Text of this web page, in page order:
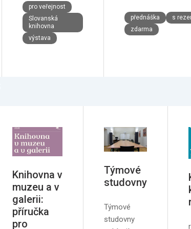
pro veřejnost
Slovanská
knihovna
výstava
přednáška
s
zdarma
Knihovna v
muzeu a v
galerii:
příručka
pro
Týmové
studovny
Týmové
studovny